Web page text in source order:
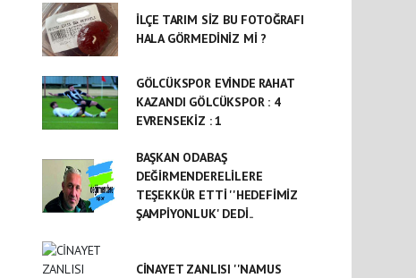
İLÇE TARIM SİZ BU FOTOĞRAFI
HALA GÖRMEDİNİZ Mİ ?
GÖLCÜKSPOR EVİNDE RAHAT
KAZANDI GÖLCÜKSPOR : 4
EVRENSEKİZ : 1
BAŞKAN ODABAŞ
DEĞİRMENDERELİLERE
TEŞEKKÜR ETTİ ''HEDEFİMİZ
ŞAMPİYONLUK' DEDİ..
CİNAYET ZANLISI ''NAMUS